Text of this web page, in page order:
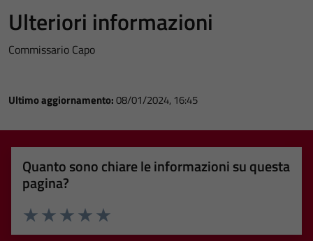
Ulteriori informazioni
Commissario Capo
Ultimo aggiornamento:08/01/2024, 16:45
Quanto sono chiare le informazioni su questa
pagina?
Valuta 5 stelle su 5
Valuta 4 stelle su 5
Valuta 3 stelle su 5
Valuta 2 stelle su 5
Valuta 1 stelle su 5